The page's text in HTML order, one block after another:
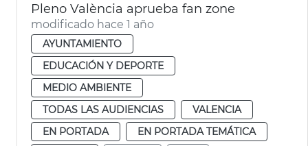
Pleno València aprueba fan zone
modificado hace 1 año
AYUNTAMIENTO
EDUCACIÓN Y DEPORTE
MEDIO AMBIENTE
TODAS LAS AUDIENCIAS
VALENCIA
EN PORTADA
EN PORTADA TEMÁTICA